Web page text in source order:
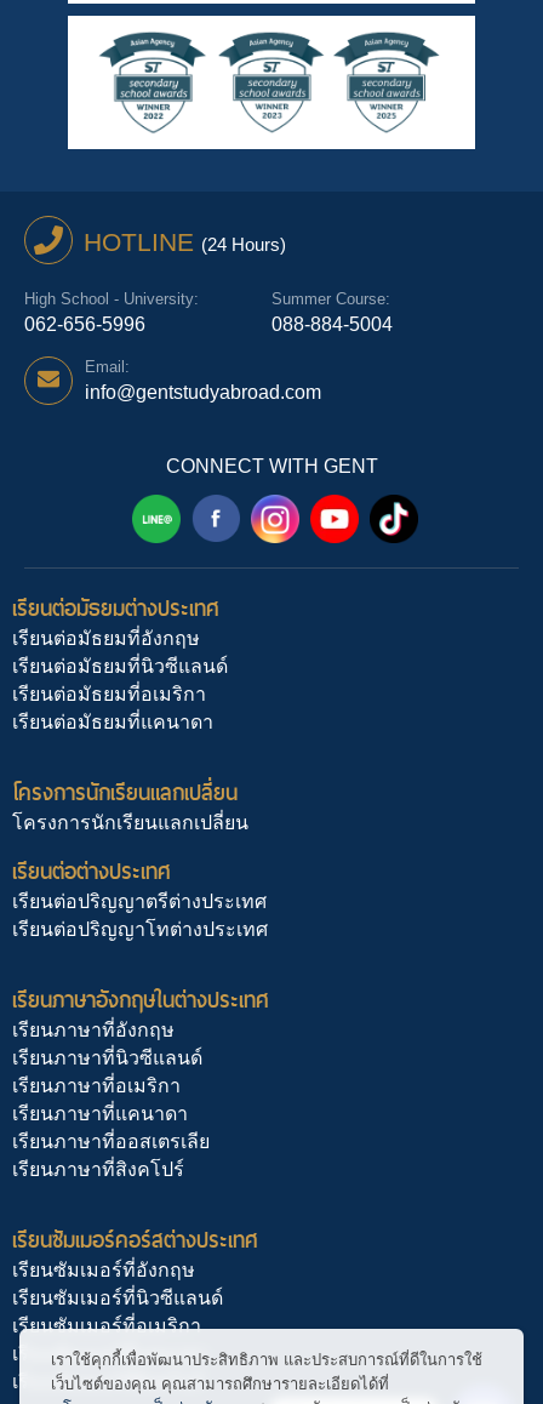
HOTLINE (24 Hours)
High School - University:
062-656-5996
Summer Course:
088-884-5004
Email:
info@gentstudyabroad.com
CONNECT WITH GENT
เรียนต่อมัธยมต่างประเทศ
เรียนต่อมัธยมที่อังกฤษ
เรียนต่อมัธยมที่นิวซีแลนด์
เรียนต่อมัธยมที่อเมริกา
เรียนต่อมัธยมที่แคนาดา
โครงการนักเรียนแลกเปลี่ยน
โครงการนักเรียนแลกเปลี่ยน
เรียนต่อต่างประเทศ
เรียนต่อปริญญาตรีต่างประเทศ
เรียนต่อปริญญาโทต่างประเทศ
เรียนภาษาอังกฤษในต่างประเทศ
เรียนภาษาที่อังกฤษ
เรียนภาษาที่นิวซีแลนด์
เรียนภาษาที่อเมริกา
เรียนภาษาที่แคนาดา
เรียนภาษาที่ออสเตรเลีย
เรียนภาษาที่สิงคโปร์
เรียนซัมเมอร์คอร์สต่างประเทศ
เรียนซัมเมอร์ที่อังกฤษ
เรียนซัมเมอร์ที่นิวซีแลนด์
เรียนซัมเมอร์ที่อเมริกา
เรียนซัมเมอร์ที่แคนาดา
เรียนซัมเมอร์ที่สิงคโปร์
เราใช้คุกกี้เพื่อพัฒนาประสิทธิภาพ และประสบการณ์ที่ดีในการใช้
เว็บไซต์ของคุณ คุณสามารถศึกษารายละเอียดได้ที่